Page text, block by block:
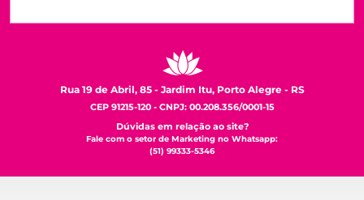
Rua 19 de Abril, 85 - Jardim Itu, Porto Alegre - RS
CEP 91215-120 - CNPJ: 00.208.356/0001-15
Dúvidas em relação ao site?
Fale com o setor de Marketing no Whatsapp:
(51) 99333-5346